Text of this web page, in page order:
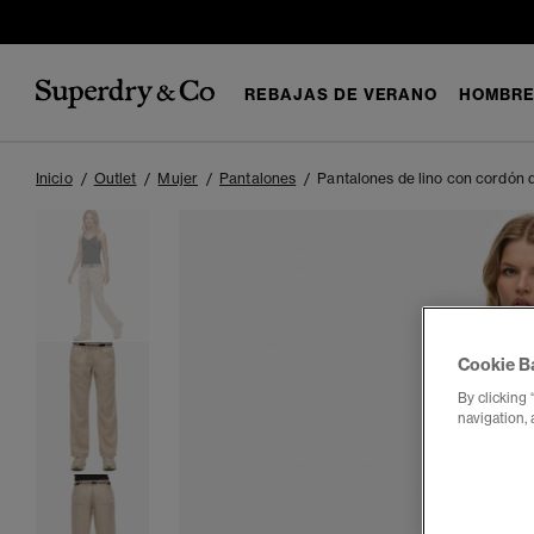
REBAJAS DE VERANO
Inicio Outlet Mujer Pantalones Pantalones de lino con cordón
Cookie
By clicking
navigation,